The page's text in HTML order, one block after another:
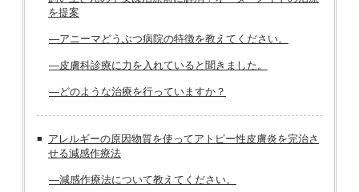
を提案
―アニーマどうぶつ病院の特徴を教えてください。
―皮膚科診療に力を入れていると聞きました。
―どのような治療を行っていますか？
アレルギーの原因物質を使ってアトピー性皮膚炎を完治さ
せる減感作療法
―減感作療法について教えてください。